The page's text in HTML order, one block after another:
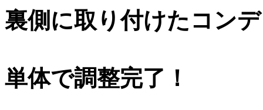
裏側に取り付けたコン
単体で調整完了！